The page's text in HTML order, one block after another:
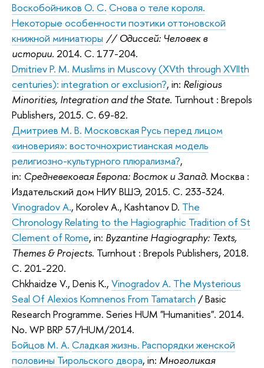
Воскобойников О. С. Снова о теле короля.
Некоторые особенности поэтики оттоновской
книжной миниатюры // Одиссей: Человек в
истории. 2014. C. 177-204.
Dmitriev P. M. Muslims in Muscovy (XVth through XVIIth
centuries): integration or exclusion?, in: Religious
Minorities, Integration and the State. Turnhout : Brepols
Publishers, 2015. С. 69-82.
Дмитриев М. В. Московская Русь перед лицом
«иноверия»: восточнохристианская модель
религиозно-культурного плюрализма?,
in: Средневековая Европа: Восток и Запад. Москва :
Издательский дом НИУ ВШЭ, 2015. С. 233-324.
Vinogradov A., Korolev A., Kashtanov D. The
Chronology Relating to the Hagiographic Tradition of St
Clement of Rome, in: Byzantine Hagiography: Texts,
Themes & Projects. Turnhout : Brepols Publishers, 2018.
С. 201-220.
Chkhaidze V., Denis K., Vinogradov A. The Mysterious
Seal Of Alexios Komnenos From Tamatarch / Basic
Research Programme. Series HUM "Humanities". 2014.
No. WP BRP 57/HUM/2014.
Бойцов М. А. Сладкая жизнь. Распорядки женской
половины Тирольского двора, in: Многоликая